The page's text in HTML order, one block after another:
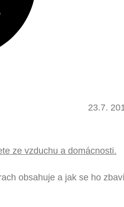
23.7.
ze vzduchu a domácnosti.
obsahuje a jak se ho